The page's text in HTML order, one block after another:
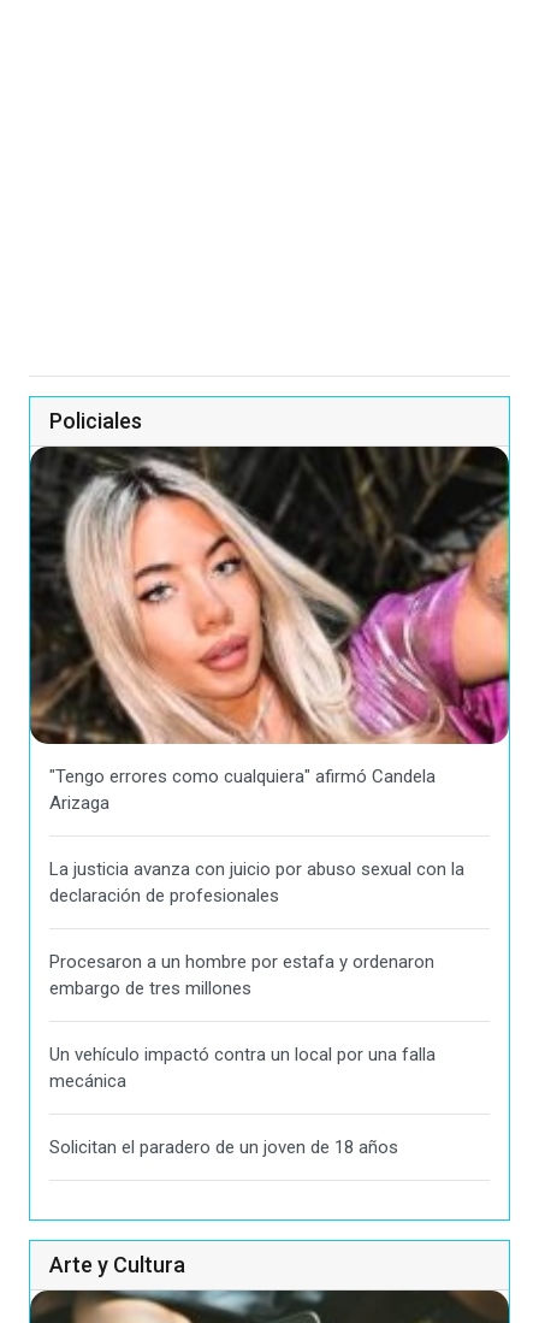
Policiales
"Tengo errores como cualquiera" afirmó Candela
Arizaga
La justicia avanza con juicio por abuso sexual con la
declaración de profesionales
Procesaron a un hombre por estafa y ordenaron
embargo de tres millones
Un vehículo impactó contra un local por una falla
mecánica
Solicitan el paradero de un joven de 18 años
Arte y Cultura